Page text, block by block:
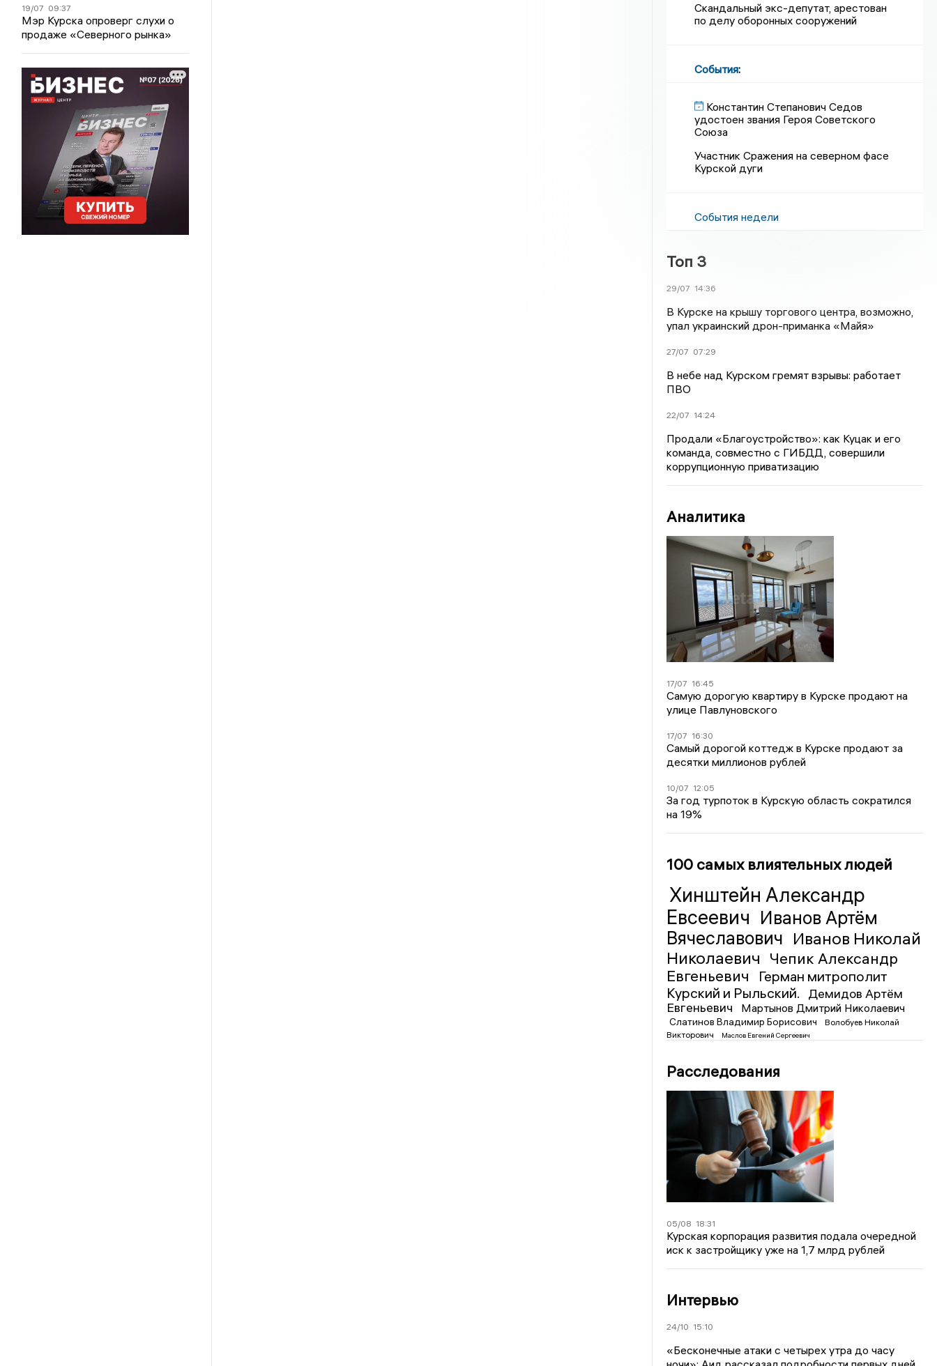
19/07 09:37
Мэр Курска опроверг слухи о
продаже «Северного рынка»
Скандальный экс-депутат, арестован
по делу оборонных сооружений
События:
Константин Степанович Седов
удостоен звания Героя Советского
Союза
Участник Сражения на северном фасе
Курской дуги
События недели
Топ 3
29/07 14:36
В Курске на крышу торгового центра, возможно,
упал украинский дрон-приманка «Майя»
27/07 07:29
В небе над Курском гремят взрывы: работает
ПВО
22/07 14:24
Продали «Благоустройство»: как Куцак и его
команда, совместно с ГИБДД, совершили
коррупционную приватизацию
Аналитика
17/07 16:45
Самую дорогую квартиру в Курске продают на
улице Павлуновского
17/07 16:30
Самый дорогой коттедж в Курске продают за
десятки миллионов рублей
10/07 12:05
За год турпоток в Курскую область сократился
на 19%
100 самых влиятельных людей
Хинштейн Александр
Евсеевич Иванов Артём
Вячеславович Иванов Николай
Николаевич Чепик Александр
Евгеньевич
Герман митрополит
Курский и Рыльский.
Демидов Артём
Евгеньевич
Мартынов Дмитрий Николаевич
Слатинов Владимир Борисович
Волобуев Николай
Викторович
Маслов Евгений Сергеевич
Расследования
05/08 18:31
Курская корпорация развития подала очередной
иск к застройщику уже на 1,7 млрд рублей
Интервью
24/10 15:10
«Бесконечные атаки с четырех утра до часу